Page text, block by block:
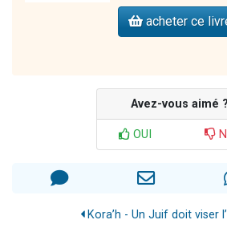
acheter ce
Avez-vous aimé ?
OUI
Kora’h - Un Juif doit viser